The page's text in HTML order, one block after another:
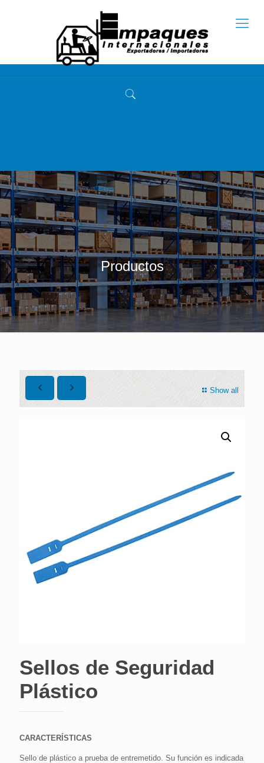
Productos
Show all
Sellos de Seguridad
Plástico
CARACTERÍSTICAS
Sello de plástico a prueba de entremetido. Su función es indicada